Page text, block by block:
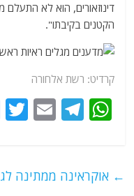
דינוזאורים, הוא לא
הקטנים בקיבתו".
קרדיט: רשת אלחורה
W
s
T
g
E
l ← אוקראינה ממתינה